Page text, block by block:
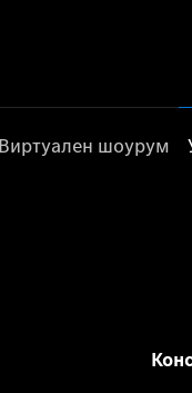
Виртуален шоурум